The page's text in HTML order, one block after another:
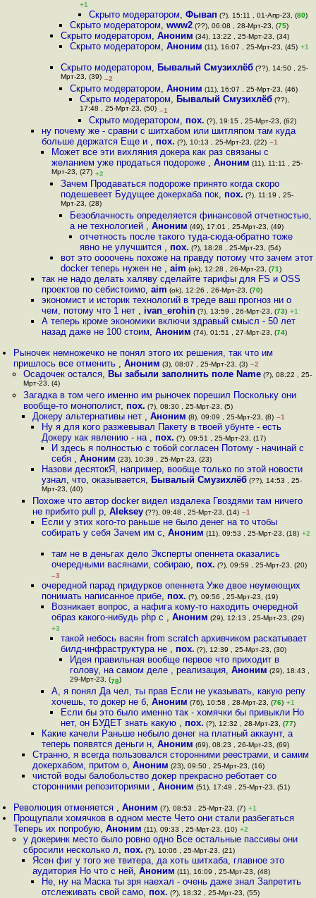
+1
Скрыто модератором, Фывап (?), 15:11 , 01-Апр-23, (80)
Скрыто модератором,www2 (??), 06:08 , 28-Мрт-23, (75)
Скрыто модератором, Аноним (34), 13:22 , 25-Мрт-23, (34)
Скрыто модератором,Аноним (11), 16:07 , 25-Мрт-23, (45) +1
Скрыто модератором, Бывалый Смузихлёб(??), 14:50 , 25-
Мрт-23, (39) –2
Скрыто модератором,Аноним (11), 16:07 , 25-Мрт-23, (46)
Скрыто модератором, Бывалый Смузихлёб(??),
17:48 , 25-Мрт-23, (50) –1
Скрыто модератором, пох. (?), 19:15 , 25-Мрт-23, (62)
ну почему же - сравни с шитхабом или шитляпом там куда
больше держатся Еще и , пох. (?), 10:13 , 25-Мрт-23, (22) –1
Может все эти вихляния докера как раз связаны с
желанием уже продаться подороже , Аноним (11), 11:11 , 25-
Мрт-23, (27) +2
Зачем Продаваться подороже принято когда скоро
подешевеет Будущее докерхаба пок, пох. (?), 11:19 , 25-
Мрт-23, (28)
Безоблачность определяется финансовой отчетностью,
а не технологией ,Аноним (49), 17:01 , 25-Мрт-23, (49)
отчетность после такого туда-сюда-обратно тоже
явно не улучшится , пох. (?), 18:28 , 25-Мрт-23, (54)
вот это оооочень похоже на правду потому что зачем этот
docker теперь нужен не , aim (ok), 12:28 , 26-Мрт-23, (71)
так не надо делать халяву сделайте тарифы для FS и OSS
проектов по себистоимо,aim (ok), 12:26 , 26-Мрт-23, (70)
экономист и историк технологий в треде ваш прогноз ни о
чем, потому что 1 нет , ivan_erohin (?), 13:59 , 26-Мрт-23, (73) +1
А теперь кроме экономики включи здравый смысл - 50 лет
назад даже не 100 стоим,Аноним (74), 01:51 , 27-Мрт-23, (74)
Рыночек немножечко не понял этого их решения, так что им
пришлось все отменить ,Аноним (3), 08:07 , 25-Мрт-23, (3) –2
Осадочек остался, Вы забыли заполнить поле Name(?), 08:22 , 25-
Мрт-23, (4)
Загадка в том чего именно им рыночек порешил Поскольку они
вообще-то монополист, пох. (?), 08:30 , 25-Мрт-23, (5)
Докеру альтернативы нет , Аноним (8), 09:09 , 25-Мрт-23, (8) –1
Ну я для кого разжевывал Пакету в твоей убунте - есть
Докеру как явлению - на , пох. (?), 09:51 , 25-Мрт-23, (17)
И здесь я полностью с тобой согласен Потому - начинай с
себя , Аноним (23), 10:39 , 25-Мрт-23, (23)
Назови десятокЯ, например, вообще только по этой новости
узнал, что, оказывается, Бывалый Смузихлёб (??), 14:53 , 25-
Мрт-23, (40)
Похоже что автор docker видел издалека Гвоздями там ничего
не прибито pull p, Aleksey(??), 09:48 , 25-Мрт-23, (14) –1
Если у этих кого-то раньше не было денег на то чтобы
собирать у себя Зачем им с,Аноним (11), 09:53 , 25-Мрт-23, (18) +2
там не в деньгах дело Эксперты опеннета оказались
очередными васянами, собираю, пох. (?), 09:59 , 25-Мрт-23, (20)
–3
очередной парад придypков опеннета Уже двое неумеющих
понимать написанное прибе, пох. (?), 09:56 , 25-Мрт-23, (19)
Возникает вопрос, а нафига кому-то находить очередной
образ какого-нибудь php с , Аноним (29), 12:13 , 25-Мрт-23, (29)
+3
такой небось васян from scratch архивчиком раскатывает
билд-инфраструктура не , пох. (?), 12:39 , 25-Мрт-23, (30)
Идея правильная вообще первое что приходит в
голову, на самом деле , реализация,Аноним (29), 18:43 ,
29-Мрт-23, (78)
А, я понял Да чел, ты прав Если не указывать, какую репу
хочешь, то докер не б, Аноним (76), 10:58 , 28-Мрт-23, (76) +1
Если бы это было именно так - хомячки бы привыкли Но
нет, он БУДЕТ знать какую , пох. (?), 12:32 , 28-Мрт-23, (77)
Какие качели Раньше небыло денег на платный аккаунт, а
теперь появятся деньги н,Аноним (69), 08:23 , 26-Мрт-23, (69)
Странно, я всегда пользовался сторонними реестрами, и самим
докерхабом, притом о, Аноним (23), 09:50 , 25-Мрт-23, (16)
чистой воды балобольство докер прекрасно реботает со
сторонними репозиториями , Аноним (51), 17:49 , 25-Мрт-23, (51)
Революция отменяется ,Аноним (7), 08:53 , 25-Мрт-23, (7) +1
Прощупали хомячков в одном месте Чето они стали разбегаться
Теперь их попробую,Аноним (11), 09:33 , 25-Мрт-23, (10) +2
у докеринк место было ровно одно Все остальные пассивы они
сбросили несколько л, пох. (?), 10:06 , 25-Мрт-23, (21)
Ясен фиг у того же твитера, да хоть шитхаба, главное это
аудитория Но что с ней, Аноним (11), 16:09 , 25-Мрт-23, (48)
Не, ну на Маска ты зря наехал - очень даже знал Запретить
отслеживать свой само, пох. (?), 18:32 , 25-Мрт-23, (55)